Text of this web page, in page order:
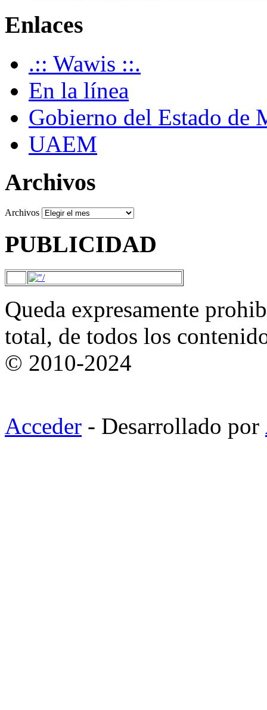
Enlaces
.:: Wawis ::.
En la línea
Gobierno del Estado de
UAEM
Archivos
Archivos
PUBLICIDAD
Queda expresamente
total, de todos los
© 2010-2024
Acceder - Desarrollado por